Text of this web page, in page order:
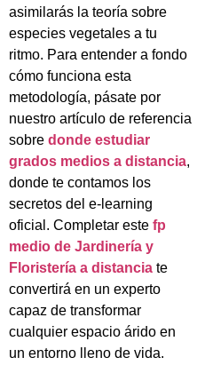
asimilarás la teoría sobre
especies vegetales a tu
ritmo. Para entender a fondo
cómo funciona esta
metodología, pásate por
nuestro artículo de referencia
sobre donde estudiar
grados medios a distancia,
donde te contamos los
secretos del e-learning
oficial. Completar este fp
medio de Jardinería y
Floristería a distancia te
convertirá en un experto
capaz de transformar
cualquier espacio árido en
un entorno lleno de vida.